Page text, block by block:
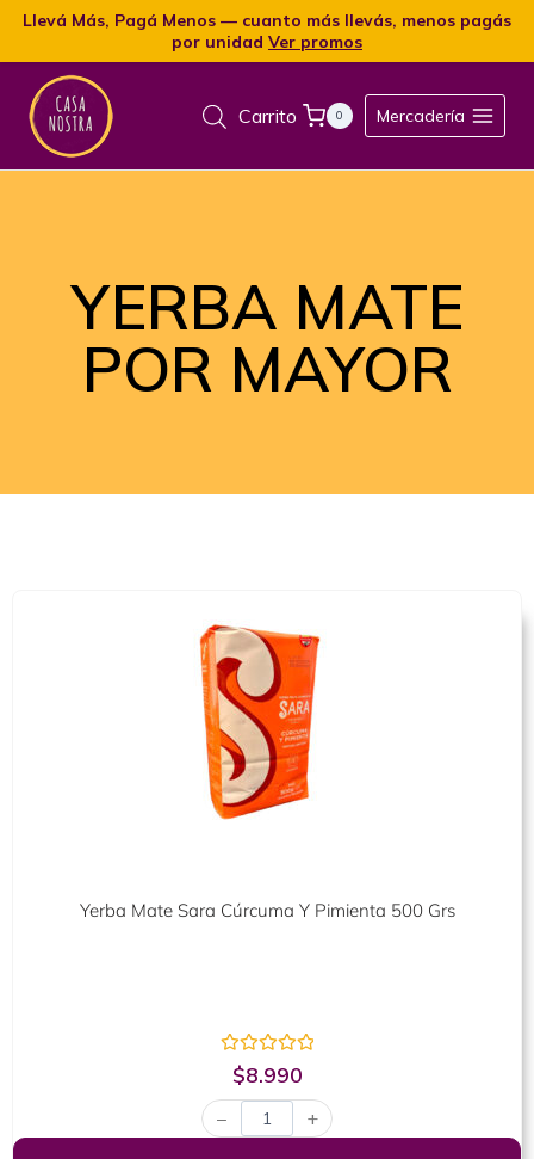
Llevá Más, Pagá Menos — cuanto más llevás, menos pagás
por unidad Ver promos
Carrito 0 Mercadería
YERBA MATE
POR MAYOR
Yerba Mate Sara Cúrcuma Y Pimienta 500 Grs
Valorado
con
0
de
5
$8.990
− +